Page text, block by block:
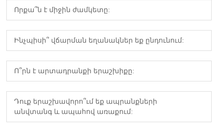
Որքա՞ն է միջին ժամկետը:
Ինչպիսի՞ վճարման եղանակներ եք ընդունում:
Ո՞րն է արտադրանքի երաշխիքը:
Դուք երաշխավորո՞ւմ եք ապրանքների
անվտանգ և ապահով առաքում: